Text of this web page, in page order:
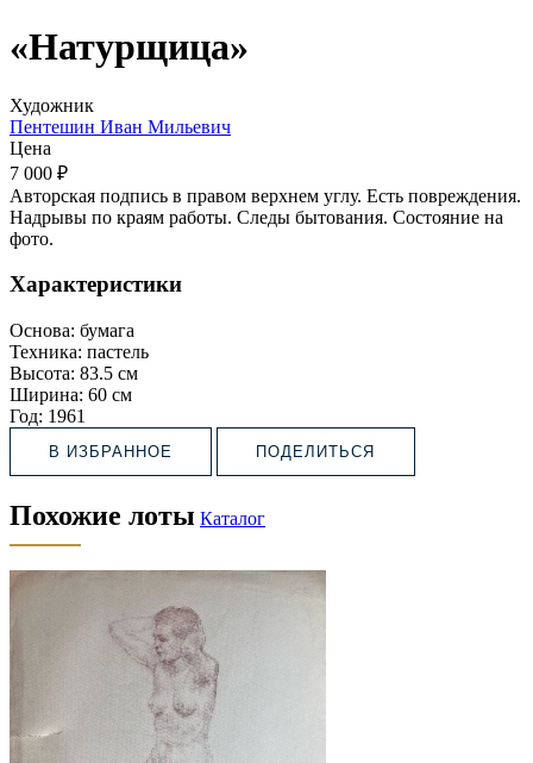
«Натурщица»
Художник
Пентешин Иван Мильевич
Цена
7 000 ₽
Авторская подпись в правом верхнем углу. Есть повреждения.
Надрывы по краям работы. Следы бытования. Состояние на
фото.
Характеристики
Основа: бумага
Техника: пастель
Высота: 83.5 см
Ширина: 60 см
Год: 1961
В ИЗБРАННОЕ ПОДЕЛИТЬСЯ
Похожие лоты Каталог